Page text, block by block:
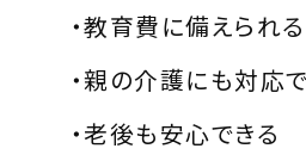
・教育費に備えられる
・親の介護にも対応
・老後も安心できる